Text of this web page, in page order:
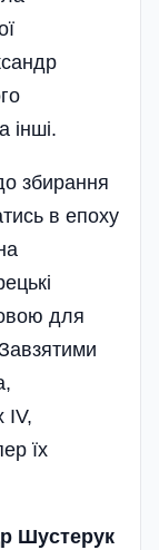
інші.
збирання
в епоху
для
ІV,
їх
Шустерук